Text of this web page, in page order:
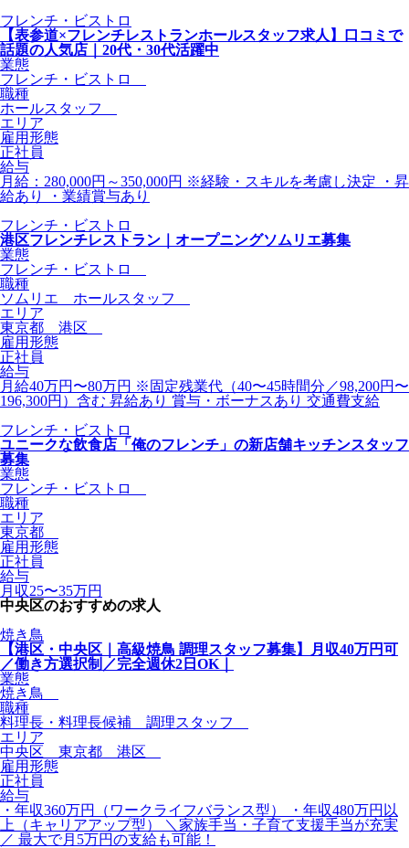
フレンチ・ビストロ
【表参道×フレンチレストランホールスタッフ求人】口コミで
話題の人気店｜20代・30代活躍中
業態
フレンチ・ビストロ
職種
ホールスタッフ
エリア
雇用形態
正社員
給与
月給：280,000円～350,000円 ※経験・スキルを考慮し決定 ・昇
給あり ・業績賞与あり
フレンチ・ビストロ
港区フレンチレストラン｜オープニングソムリエ募集
業態
フレンチ・ビストロ
職種
ソムリエ ホールスタッフ
エリア
東京都 港区
雇用形態
正社員
給与
月給40万円〜80万円 ※固定残業代（40〜45時間分／98,200円〜
196,300円）含む 昇給あり 賞与・ボーナスあり 交通費支給
フレンチ・ビストロ
ユニークな飲食店「俺のフレンチ」の新店舗キッチンスタッフ
募集
業態
フレンチ・ビストロ
職種
エリア
東京都
雇用形態
正社員
給与
月収25〜35万円
中央区のおすすめの求人
焼き鳥
【港区・中央区｜高級焼鳥 調理スタッフ募集】月収40万円可
／働き方選択制／完全週休2日OK｜
業態
焼き鳥
職種
料理長・料理長候補 調理スタッフ
エリア
中央区 東京都 港区
雇用形態
正社員
給与
・年収360万円（ワークライフバランス型） ・年収480万円以
上（キャリアアップ型） ＼家族手当・子育て支援手当が充実
／ 最大で月5万円の支給も可能！